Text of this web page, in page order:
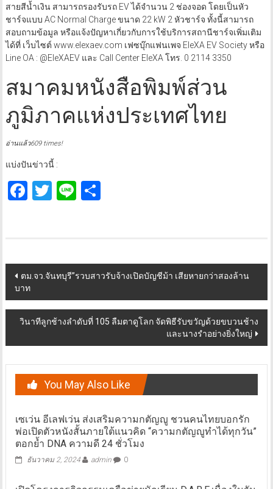
สายสีน้ำเงิน สามารถรองรับรถ EV ได้จำนวน 2 ช่องจอด โดยเป็นหัว
ชาร์จแบบ AC Normal Charge ขนาด 22 kW 2 หัวชาร์จ ทั้งนี้สามารถ
สอบถามข้อมูล หรือแจ้งปัญหาเกี่ยวกับการใช้บริการสถานีชาร์จเพิ่มเติม
ได้ที่ เว็บไซต์ www.elexaev.com เฟซบุ๊กแฟนเพจ EleXA EV Society หรือ
Line OA : @EleXAEV และ Call Center EleXA โทร. 0 2114 3350
สมาคมหนังสือพิมพ์ส่วน
ภูมิภาคแห่งประเทศไทย
อ่านแล้ว609 times!
แบ่งปันข่าวนี้ :
Facebook
Twitter
LineShare
Post
navigation
ตม.จว.จันทบุรี”รวบสาวรับจ้างเปิดบัญชีม้า เสียหายกว่าสองล้าน
บาท
วินาทีลูกช้างลำดับที่ 105 ลืมตาดูโลก จัดพิธีรับขวัญด้วยขบวนช้าง
และนางรำอย่างยิ่งใหญ่
You May Also Like
เซเว่น อีเลฟเว่น ส่งเสริมความกตัญญู ชวนคนไทยบอกรัก
พ่อเปิดตัวหนังสั้นภายใต้แนวคิด “ความกตัญญูทำได้ทุกวัน”
ตอกย้ำ DNA ความดี 24 ชั่วโมง
ธันวาคม 2, 2024 admin 0